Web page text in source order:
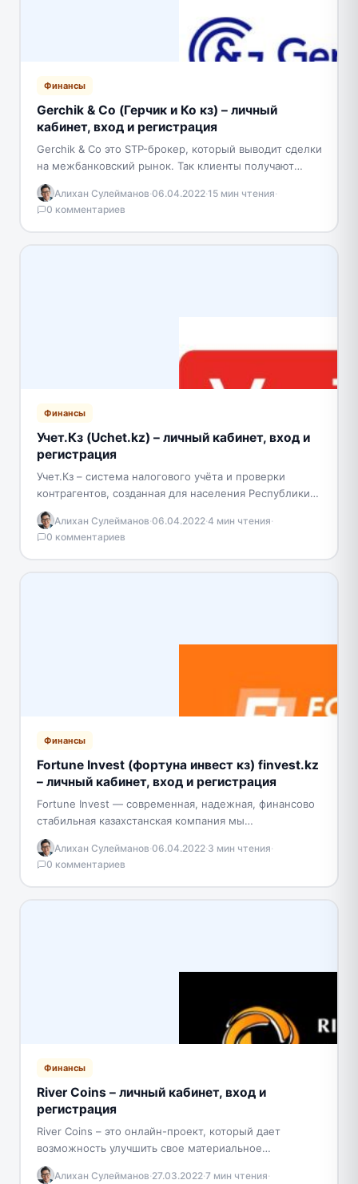
Финансы
Gerchik & Co (Герчик и Ко кз) – личный
кабинет, вход и регистрация
Gerchik & Co это STP-брокер, который выводит сделки
на межбанковский рынок. Так клиенты получают
лучшую цену на актив и прозрачные условия для…
Алихан Сулейманов·06.04.2022·15 мин чтения·
0 комментариев
Финансы
Учет.Кз (Uchet.kz) – личный кабинет, вход и
регистрация
Учет.Кз – система налогового учёта и проверки
контрагентов, созданная для населения Республики
Казахстан. Она незаменима для проведения
безопасных сделок. Как правило, используется…
Алихан Сулейманов·06.04.2022·4 мин чтения·
0 комментариев
Финансы
Fortune Invest (фортуна инвест кз) finvest.kz
– личный кабинет, вход и регистрация
Fortune Invest — современная, надежная, финансово
стабильная казахстанская компания мы
специализируемся на продвижении долгосрочных
финансовых продуктов страхования жизни компаний-
партнеров, с безупречной репутацией…
Алихан Сулейманов·06.04.2022·3 мин чтения·
0 комментариев
Финансы
River Coins – личный кабинет, вход и
регистрация
River Coins – это онлайн-проект, который дает
возможность улучшить свое материальное
положение. Основная цель портала – это развитие
Алихан Сулейманов·27.03.2022·7 мин чтения·